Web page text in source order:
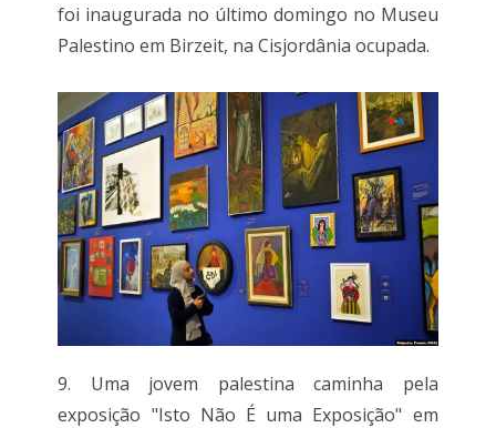
foi inaugurada no último domingo no Museu
Palestino em Birzeit, na Cisjordânia ocupada.
9. Uma jovem palestina caminha pela
exposição "Isto Não É uma Exposição" em